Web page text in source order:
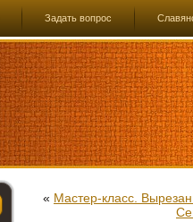
Задать вопрос
« Мастер-класс.